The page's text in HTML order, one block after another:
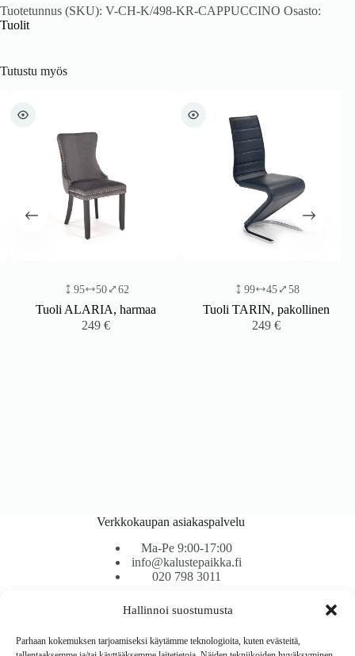
Hallinnoi suostumusta
Parhaan kokemuksen tarjoamiseksi käytämme teknologioita, kuten evästeitä,
Tuotetunnus (SKU): V-CH-K/498-KR-CAPPUCCINO Osasto:
Tuolit
Tutustu myös
95 50 62
Tuoli ALARIA, harmaa
249€
99 45 58
Tuoli TARIN, pakollinen
249€
Verkkokaupan asiakaspalvelu
Ma-Pe 9:00-17:00
info@kalustepaikka.fi
020 798 3011
Tavarantoimitus / Maksutavat
Toimitustavat
Maksutavat